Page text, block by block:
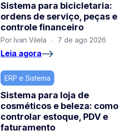
Sistema para bicicletaria:
ordens de serviço, peças e
controle financeiro
Por Ivan Vilela · 7 de ago 2026
Leia agora
ERP e Sistema
Sistema para loja de
cosméticos e beleza: como
controlar estoque, PDV e
faturamento